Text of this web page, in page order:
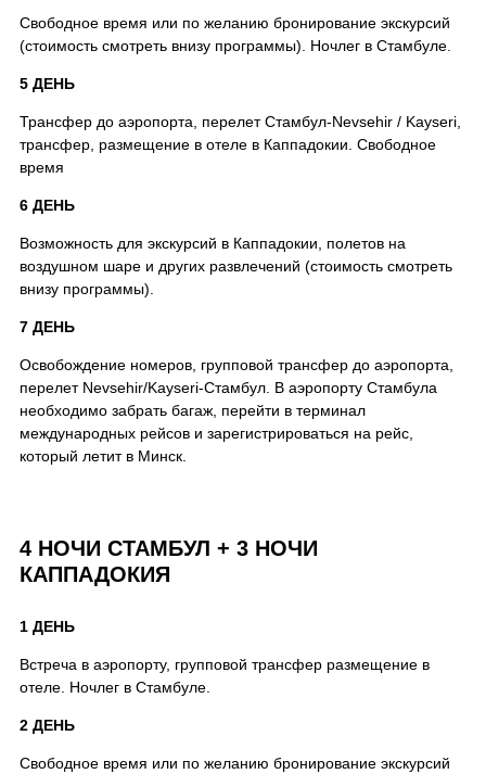
Свободное время или по желанию бронирование экскурсий
(стоимость смотреть внизу программы). Ночлег в Стамбуле.
5 ДЕНЬ
Трансфер до аэропорта, перелет Стамбул-Nevsehir / Kayseri,
трансфер, размещение в отеле в Каппадокии. Свободное
время
6 ДЕНЬ
Возможность для экскурсий в Каппадокии, полетов на
воздушном шаре и других развлечений (стоимость смотреть
внизу программы).
7 ДЕНЬ
Освобождение номеров, групповой трансфер до аэропорта,
перелет Nevsehir/Kayseri-Стамбул. В аэропорту Стамбула
необходимо забрать багаж, перейти в терминал
международных рейсов и зарегистрироваться на рейс,
который летит в Минск.
4 НОЧИ СТАМБУЛ + 3 НОЧИ
КАППАДОКИЯ
1 ДЕНЬ
Встреча в аэропорту, групповой трансфер размещение в
отеле. Ночлег в Стамбуле.
2 ДЕНЬ
Свободное время или по желанию бронирование экскурсий